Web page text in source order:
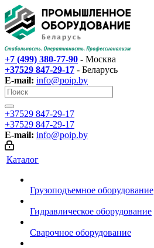
+7 (499) 380-77-90 - Москва
+37529 847-29-17‬ - Беларусь
E-mail: info@poip.by
+37529 847-29-17‬
+37529 847-29-17‬
E-mail: info@poip.by
Каталог
Грузоподъемное оборудование
Гидравлическое оборудование
Сварочное оборудование